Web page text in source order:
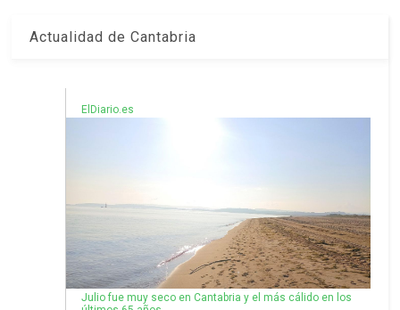
Actualidad de Cantabria
ElDiario.es
Julio fue muy seco en Cantabria y el más cálido en los